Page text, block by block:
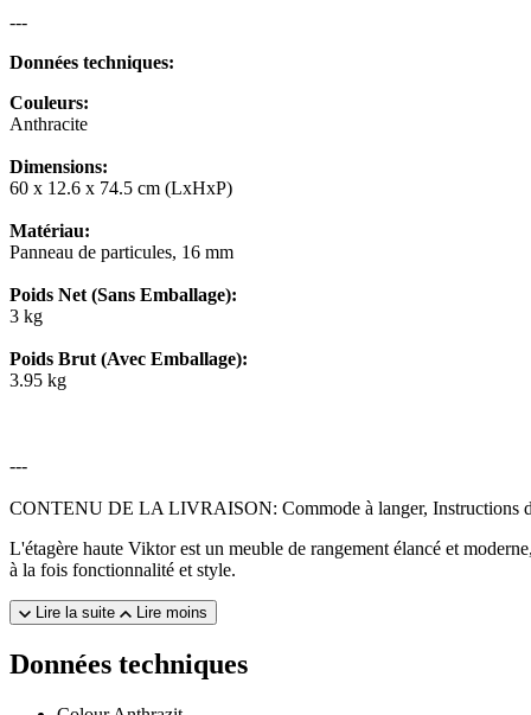
---
Données techniques:
Couleurs:
Anthracite
Dimensions:
60 x 12.6 x 74.5 cm (LxHxP)
Matériau:
Panneau de particules, 16 mm
Poids Net (Sans Emballage):
3 kg
Poids Brut (Avec Emballage):
3.95 kg
---
CONTENU DE LA LIVRAISON: Commode à langer, Instructions
L'étagère haute Viktor est un meuble de rangement élancé et
à la fois fonctionnalité et style.
Lire la suite Lire moins
Données techniques